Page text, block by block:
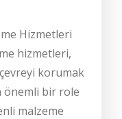
Hizmetleri
hizmetleri,
çevreyi korumak
önemli bir role
malzeme